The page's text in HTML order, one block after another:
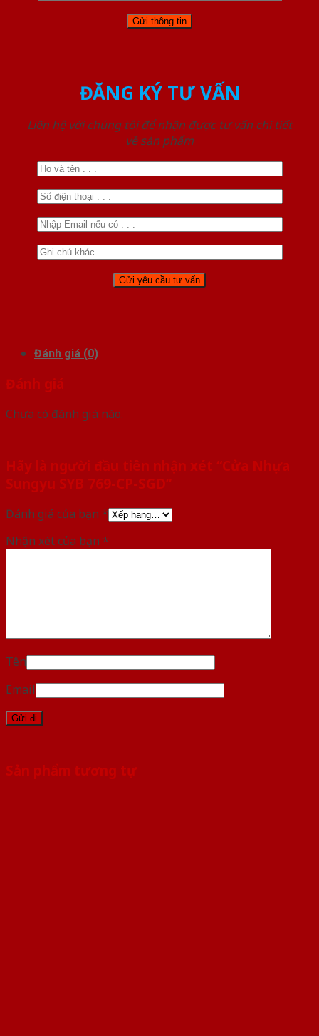
ĐĂNG KÝ TƯ VẤN
Liên hệ với chúng tôi để nhận được tư vấn chi tiết
về sản phẩm
Đánh giá (0)
Đánh giá
Chưa có đánh giá nào.
Hãy là người đầu tiên nhận xét “Cửa Nhựa
Sungyu SYB 769-CP-SGD”
Đánh giá của bạn *
Nhận xét của bạn *
Tên
Email
Sản phẩm tương tự